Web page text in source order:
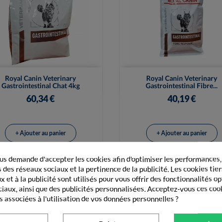
Royal Canin Veterinary
Gastrointestinal Chat 4kg
60,34 €
Vue rapide
+ Ajouter au panier
Royal Canin Veterinary
Gastrointestinal Fibre...
40,19 €
Vue rapide
+ Ajouter au panier
PÂTÉS
demande d'accepter les cookies afin d'optimiser les
réseaux sociaux et la pertinence de la publicité. Les cookies
et à la publicité sont utilisés pour vous offrir des fonctionnalités
ainsi que des publicités personnalisées. Acceptez-vous ces
associées à l'utilisation de vos données personnelles ?